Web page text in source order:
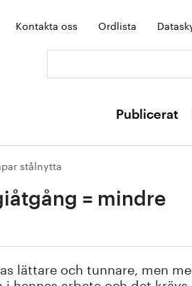
Kontakta oss Ordlista
Publicerat
stålnytta
= mindre
lättare och tunnare, men